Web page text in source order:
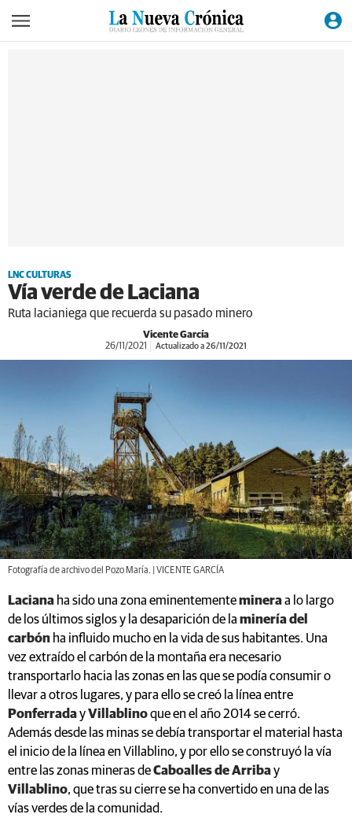
LNC CULTURAS
Vía verde de Laciana
Ruta lacianiega que recuerda su pasado minero
Vicente García
26/11/2021 Actualizado a 26/11/2021
Fotografía de archivo del Pozo María. | VICENTE GARCÍA
Laciana ha sido una zona eminentementemineraa lo largo
de los últimos siglos y la desaparición de la minería del
carbón ha influido mucho en la vida de sus habitantes. Una
vez extraído el carbón de la montaña era necesario
transportarlo hacia las zonas en las que se podía consumir o
llevar a otros lugares, y para ello se creó la línea entre
PonferradayVillablinoque en el año 2014 se cerró.
Además desde las minas se debía transportar el material hasta
el inicio de la línea en Villablino, y por ello se construyó la vía
entre las zonas mineras deCaboalles de Arribay
Villablino, que tras su cierre se ha convertido en una de las
vías verdes de la comunidad.